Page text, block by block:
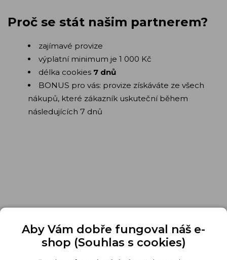
Proč se stát našim partnerem?
zajímavé provize
výplatní minimum je 1 000 Kč
délka cookies 7 dnů
BONUS pro vás: provize získáváte ze všech
nákupů, které zákazník uskuteční během
následujících 7 dnů
Aby Vám dobře fungoval náš e-
shop (Souhlas s cookies)